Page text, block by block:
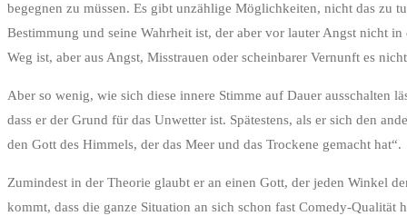
begegnen zu müssen. Es gibt unzählige Möglichkeiten, nicht das zu
Bestimmung und seine Wahrheit ist, der aber vor lauter Angst nicht
Weg ist, aber aus Angst, Misstrauen oder scheinbarer Vernunft es
Aber so wenig, wie sich diese innere Stimme auf Dauer ausschalten
dass er der Grund für das Unwetter ist. Spätestens, als er sich den
den Gott des Himmels, der das Meer und das Trockene gemacht hat“.
Zumindest in der Theorie glaubt er an einen Gott, der jeden Winkel
kommt, dass die ganze Situation an sich schon fast Comedy-